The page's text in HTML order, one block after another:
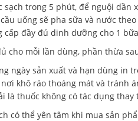
sạch trong 5 phút, để nguội dần
uống sẽ pha sữa và nước
cấp đầy đủ dinh dưỡng cho 1
cho mỗi lần dùng, phần thừa
ngày sản xuất và hạn dùng in
khô ráo thoáng mát và
là thuốc không có tác dụng
có thể yên tâm khi mua sản